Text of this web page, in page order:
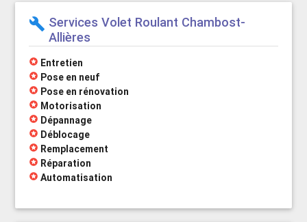
build Services Volet Roulant Chambost-
Allières
stars Entretien
stars Pose en neuf
stars Pose en rénovation
stars Motorisation
stars Dépannage
stars Déblocage
stars Remplacement
stars Réparation
stars Automatisation